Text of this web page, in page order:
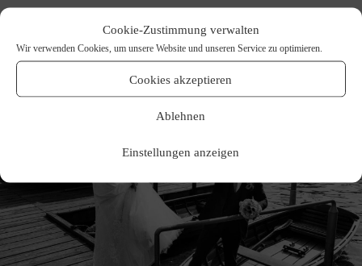
Cookie-Zustimmung verwalten
Wir verwenden Cookies, um unsere Website und unseren Service zu optimieren.
Cookies akzeptieren
Ablehnen
Einstellungen anzeigen